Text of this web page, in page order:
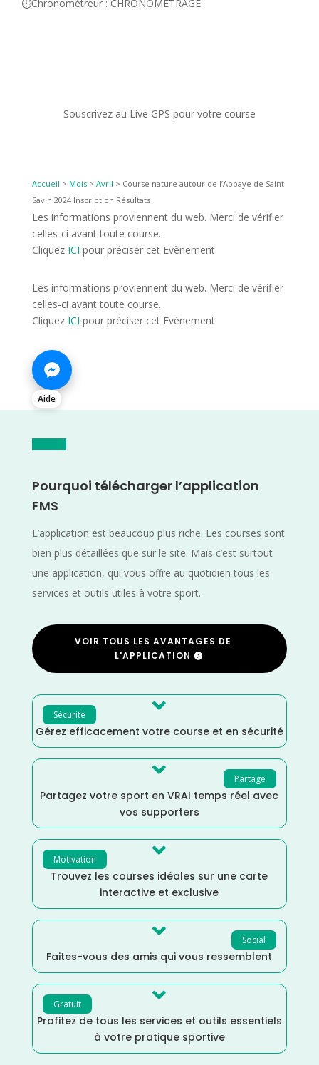
⏱️Chronomètreur : CHRONOMETRAGE
Souscrivez au Live GPS pour votre course
Accueil > Mois> Avril > Course nature autour de l’Abbaye de Saint
Savin 2024 Inscription Résultats
Les informations proviennent du web. Merci de vérifier
celles-ci avant toute course.
Cliquez ICI pour préciser cet Evènement
Les informations proviennent du web. Merci de vérifier
celles-ci avant toute course.
Cliquez ICI pour préciser cet Evènement
Aide
Pourquoi télécharger l’application
FMS
L’application est beaucoup plus riche. Les courses sont
bien plus détaillées que sur le site. Mais c’est surtout
une application, qui vous offre au quotidien tous les
services et outils utiles à votre sport.
VOIR TOUS LES AVANTAGES DE
L'APPLICATION
Sécurité 
Gérez efficacement votre course et en sécurité
Partage

Partagez votre sport en VRAI temps réel avec
vos supporters
Motivation 
Trouvez les courses idéales sur une carte
interactive et exclusive
Social

Faites-vous des amis qui vous ressemblent
Gratuit 
Profitez de tous les services et outils essentiels
à votre pratique sportive